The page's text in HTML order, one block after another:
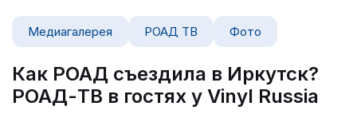
Медиагалерея РОАД ТВ Фото
Как РОАД съездила в Иркутск?
РОАД-ТВ в гостях у Vinyl Russia